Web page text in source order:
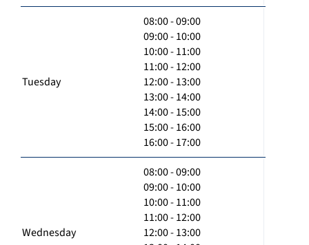
Tuesday
08:00 - 09:00
09:00 - 10:00
10:00 - 11:00
11:00 - 12:00
12:00 - 13:00
13:00 - 14:00
14:00 - 15:00
15:00 - 16:00
16:00 - 17:00
Wednesday
08:00 - 09:00
09:00 - 10:00
10:00 - 11:00
11:00 - 12:00
12:00 - 13:00